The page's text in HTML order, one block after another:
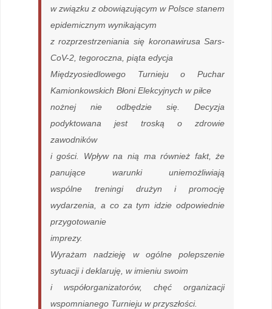
w związku z obowiązującym w Polsce stanem
epidemicznym wynikającym
z rozprzestrzeniania się koronawirusa Sars-
CoV-2, tegoroczna, piąta edycja
Międzyosiedlowego Turnieju o Puchar
Kamionkowskich Błoni Elekcyjnych w piłce
nożnej nie odbędzie się. Decyzja
podyktowana jest troską o zdrowie
zawodników
i gości. Wpływ na nią ma również fakt, że
panujące warunki uniemożliwiają
wspólne treningi drużyn i promocję
wydarzenia, a co za tym idzie odpowiednie
przygotowanie
imprezy.
Wyrażam nadzieję w ogólne polepszenie
sytuacji i deklaruję, w imieniu swoim
i współorganizatorów, chęć organizacji
wspomnianego Turnieju w przyszłości.